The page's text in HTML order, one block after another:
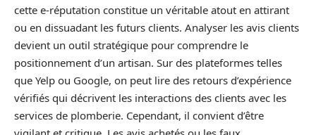
cette e-réputation constitue un véritable atout en attirant
ou en dissuadant les futurs clients. Analyser les avis clients
devient un outil stratégique pour comprendre le
positionnement d’un artisan. Sur des plateformes telles
que Yelp ou Google, on peut lire des retours d’expérience
vérifiés qui décrivent les interactions des clients avec les
services de plomberie. Cependant, il convient d’être